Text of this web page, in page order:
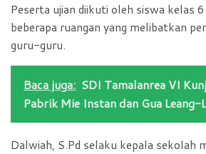
Peserta ujian diikuti oleh siswa kelas
beberapa ruangan yang melibatkan
guru-guru.
Baca juga: SDI Tamalanrea VI
Pabrik Mie Instan dan Gua Leang-
Dalwiah, S.Pd selaku kepala sekolah